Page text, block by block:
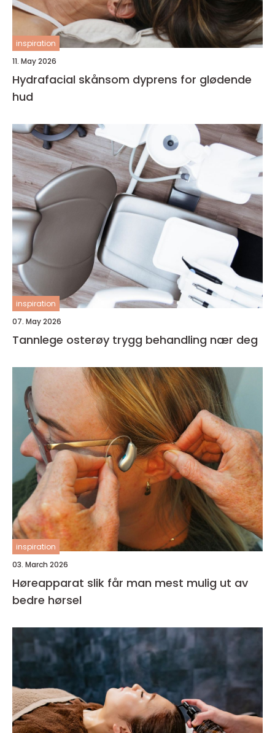
inspiration
11. May 2026
Hydrafacial skånsom dyprens for glødende
hud
inspiration
07. May 2026
Tannlege osterøy trygg behandling nær deg
inspiration
03. March 2026
Høreapparat slik får man mest mulig ut av
bedre hørsel